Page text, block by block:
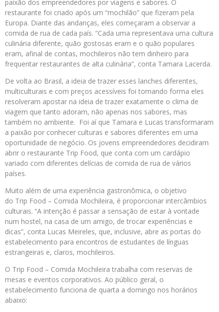
paixão dos empreendedores por viagens e sabores. O
restaurante foi criado após um “mochilão” que fizeram pela
Europa. Diante das andanças, eles começaram a observar a
comida de rua de cada país. “Cada uma representava uma cultura
culinária diferente, quão gostosas eram e o quão populares
eram, afinal de contas, mochileiros não tem dinheiro para
frequentar restaurantes de alta culinária”, conta Tamara Lacerda.
De volta ao Brasil, a ideia de trazer esses lanches diferentes,
multiculturais e com preços acessíveis foi tomando forma eles
resolveram apostar na ideia de trazer exatamente o clima de
viagem que tanto adoram, não apenas nos sabores, mas
também no ambiente. Foi aí que Tamara e Lucas transformaram
a paixão por conhecer culturas e sabores diferentes em uma
oportunidade de negócio. Os jovens empreendedores decidiram
abrir o restaurante Trip Food, que conta com um cardápio
variado com diferentes delícias de comida de rua de vários
países.
Muito além de uma experiência gastronômica, o objetivo
do Trip Food – Comida Mochileira, é proporcionar intercâmbios
culturais. “A intenção é passar a sensação de estar à vontade
num hostel, na casa de um amigo, de trocar experiências e
dicas”, conta Lucas Meireles, que, inclusive, abre as portas do
estabelecimento para encontros de estudantes de línguas
estrangeiras e, claros, mochileiros.
O Trip Food – Comida Mochileira trabalha com reservas de
mesas e eventos corporativos. Ao público geral, o
estabelecimento funciona de quarta a domingo nos horários
abaixo: